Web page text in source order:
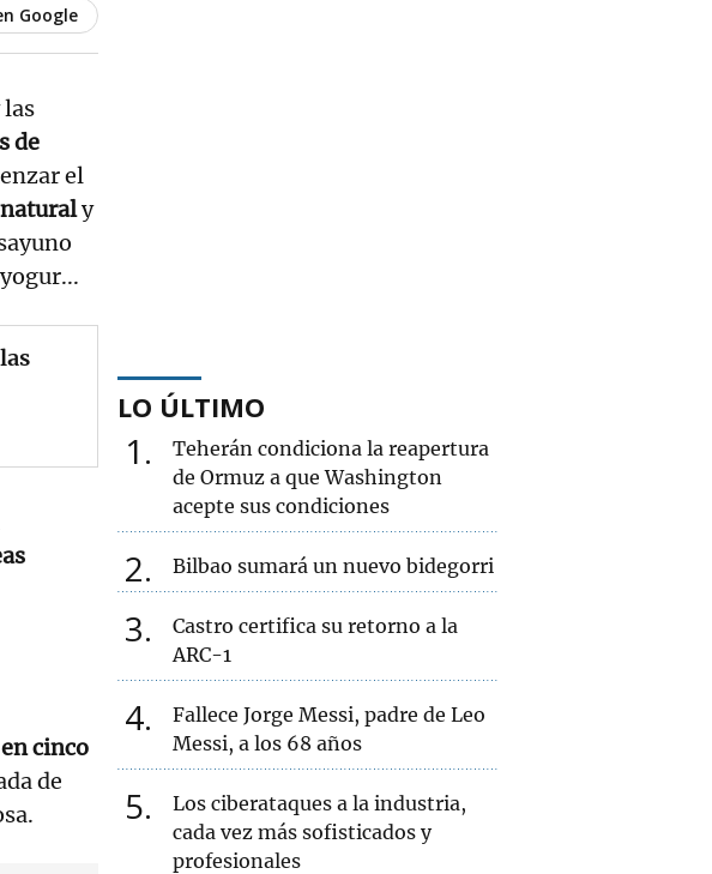
Google
de
el
naturaly
en cinco
de
LO ÚLTIMO
1
Teherán condiciona la reapertura
de Ormuz a que Washington
acepte sus condiciones
2 Bilbao sumará un nuevo bidegorri
3
Castro certifica su retorno a la
ARC-1
4
Fallece Jorge Messi, padre de Leo
Messi, a los 68 años
5
Los ciberataques a la industria,
cada vez más sofisticados y
profesionales